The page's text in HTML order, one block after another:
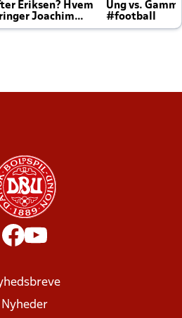
Eriksen? Hvem
Joachim
Ung vs.
#football
Nyheder